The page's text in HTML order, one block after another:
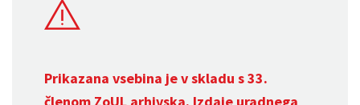
Prikazana vsebina je v skladu s 33.